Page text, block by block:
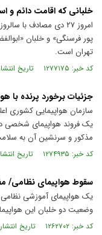
خلبانی که اقامت دائم و
امروز ۲۷ دی مصادف
پور فرسنگی» و خلبان
تهران است.
کد خبر: ۱۲۷۷۱۷۵ تاریخ انتشار : ۱۴۰۳/۱۰/۲۷
جزئیات برخورد پرنده
سازمان هواپیمایی کشوری
یک فروند هواپیمای شخصی در
مذکور و سرنشین آن به
کد خبر: ۱۲۷۴۹۳۵ تاریخ انتشار : ۱۴۰۳/۱۰/۱۵
سقوط هواپیمای نظامی/ مفقود
یک هواپیمای آموزشی نظامی
وضعیت دو خلبان این
کد خبر: ۱۲۶۲۷۰۲ تاریخ انتشار : ۱۴۰۳/۰۸/۱۷